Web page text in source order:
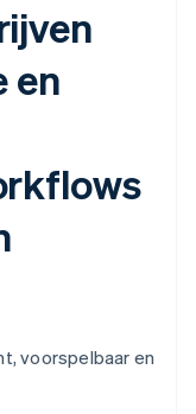
en
voorspelbaar en